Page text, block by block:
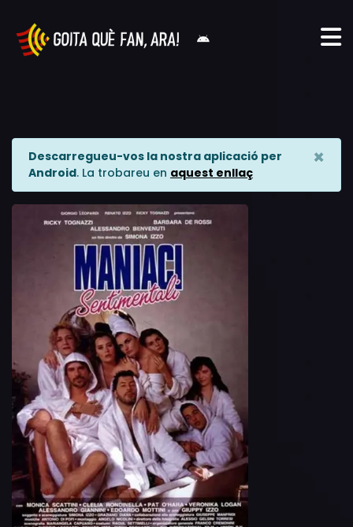
Descarregueu-vos la nostra aplicació per
Android. La trobareu en aquest enllaç
×